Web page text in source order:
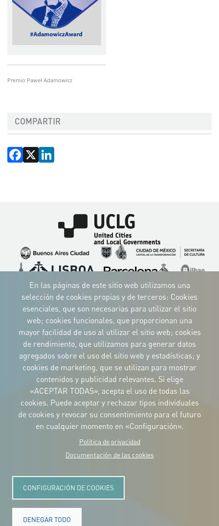
Premio Paweł Adamowicz
COMPARTIR
Facebook
X
Imagen
Imagen
Imagen
ImagenImagen Imagen
Imagen
ImagenImagenImagen
IDENTIDAD CORPORATIVA
Descargue
los logotipos
y el manual
NEWSLETTER
CONTACTO
Carrer Avinyó, 15
08002 Barcelona
culture@uclg.org
En las páginas de este sitio web utilizamos una
selección de cookies propias y de terceros: Cookies
esenciales, que son necesarias para utilizar el sitio
web; cookies funcionales, que proporcionan una
mayor facilidad de uso al utilizar el sitio web; cookies
de rendimiento, que utilizamos para generar datos
agregados sobre el uso del sitio web y estadísticas; y
cookies de marketing, que se utilizan para mostrar
contenidos y publicidad relevantes. Si elige
«ACEPTAR TODAS», acepta el uso de todas las
cookies. Puede aceptar y rechazar tipos individuales
de cookies y revocar su consentimiento para el futuro
en cualquier momento en «Configuración».
Politica de privacidad
Documentación de las cookies
CONFIGURACIÓN DE COOKIES
DENEGAR TODO